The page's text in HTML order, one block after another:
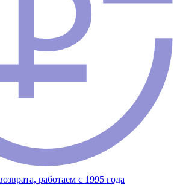
работаем с 1995 года